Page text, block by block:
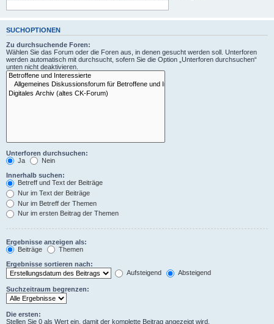
SUCHOPTIONEN
Zu durchsuchende Foren:
Wählen Sie das Forum oder die Foren aus, in denen gesucht werden soll. Unterforen
werden automatisch mit durchsucht, sofern Sie die Option „Unterforen durchsuchen“
unten nicht deaktivieren.
Unterforen durchsuchen:
Ja
Nein
Innerhalb suchen:
Betreff und Text der Beiträge
Nur im Text der Beiträge
Nur im Betreff der Themen
Nur im ersten Beitrag der Themen
Ergebnisse anzeigen als:
Beiträge
Themen
Ergebnisse sortieren nach:
Aufsteigend
Absteigend
Suchzeitraum begrenzen:
Die ersten:
Stellen Sie 0 als Wert ein, damit der komplette Beitrag angezeigt wird.